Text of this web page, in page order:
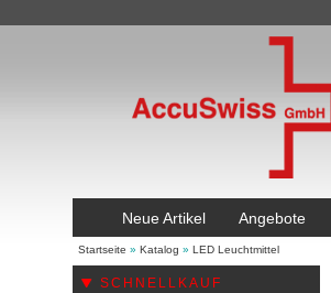
Neue Artikel Angebote
Startseite » Katalog » LED Leuchtmittel
SCHNELLKAUF